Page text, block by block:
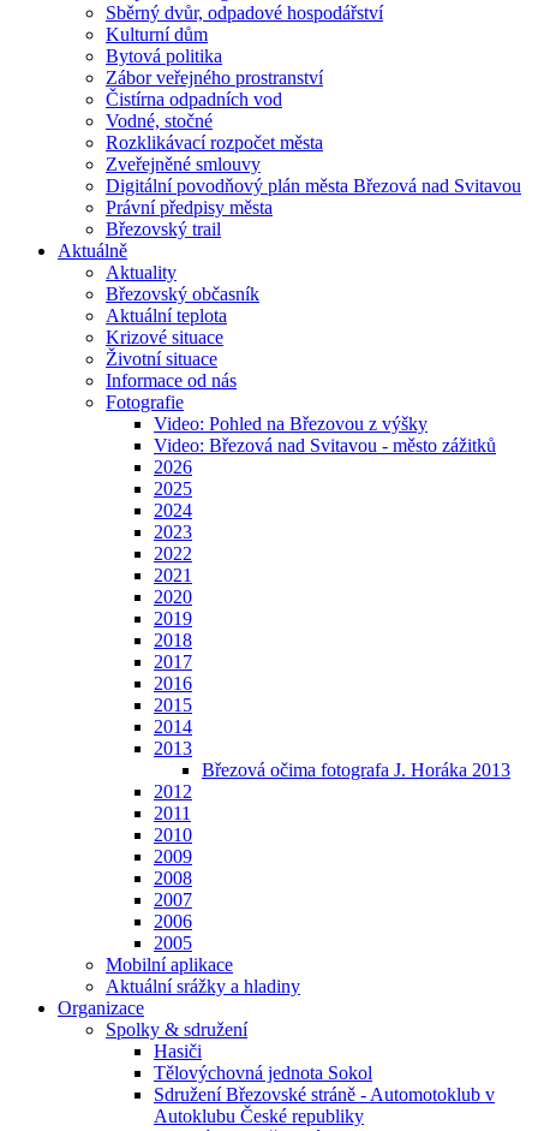
Sběrný dvůr, odpadové hospodářství
Kulturní dům
Bytová politika
Zábor veřejného prostranství
Čistírna odpadních vod
Vodné, stočné
Rozklikávací rozpočet města
Zveřejněné smlouvy
Digitální povodňový plán města Březová nad Svitavou
Právní předpisy města
Březovský trail
Aktuálně
Aktuality
Březovský občasník
Aktuální teplota
Krizové situace
Životní situace
Informace od nás
Fotografie
Video: Pohled na Březovou z výšky
Video: Březová nad Svitavou - město zážitků
2026
2025
2024
2023
2022
2021
2020
2019
2018
2017
2016
2015
2014
2013
Březová očima fotografa J. Horáka 2013
2012
2011
2010
2009
2008
2007
2006
2005
Mobilní aplikace
Aktuální srážky a hladiny
Organizace
Spolky & sdružení
Hasiči
Tělovýchovná jednota Sokol
Sdružení Březovské stráně - Automotoklub v
Autoklubu České republiky